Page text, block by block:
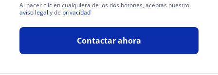
Al hacer clic en cualquiera de los dos botones, aceptas nuestro
aviso legal y de privacidad
Contactar ahora